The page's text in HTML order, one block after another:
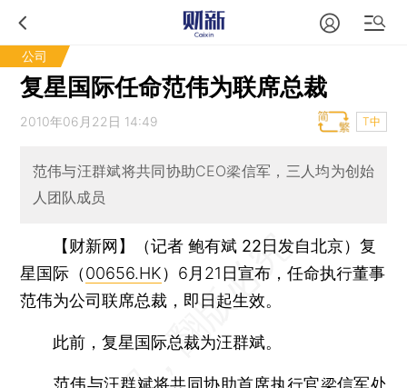
公司
复星国际任命范伟为联席总裁
2010年06月22日 14:49 T中
范伟与汪群斌将共同协助CEO梁信军，三人均为创始
人团队成员
【财新网】（记者 鲍有斌 22日发自北京）复
星国际（00656.HK）6月21日宣布，任命执行董事
范伟为公司联席总裁，即日起生效。
此前，复星国际总裁为汪群斌。
范伟与汪群斌将共同协助首席执行官梁信军处